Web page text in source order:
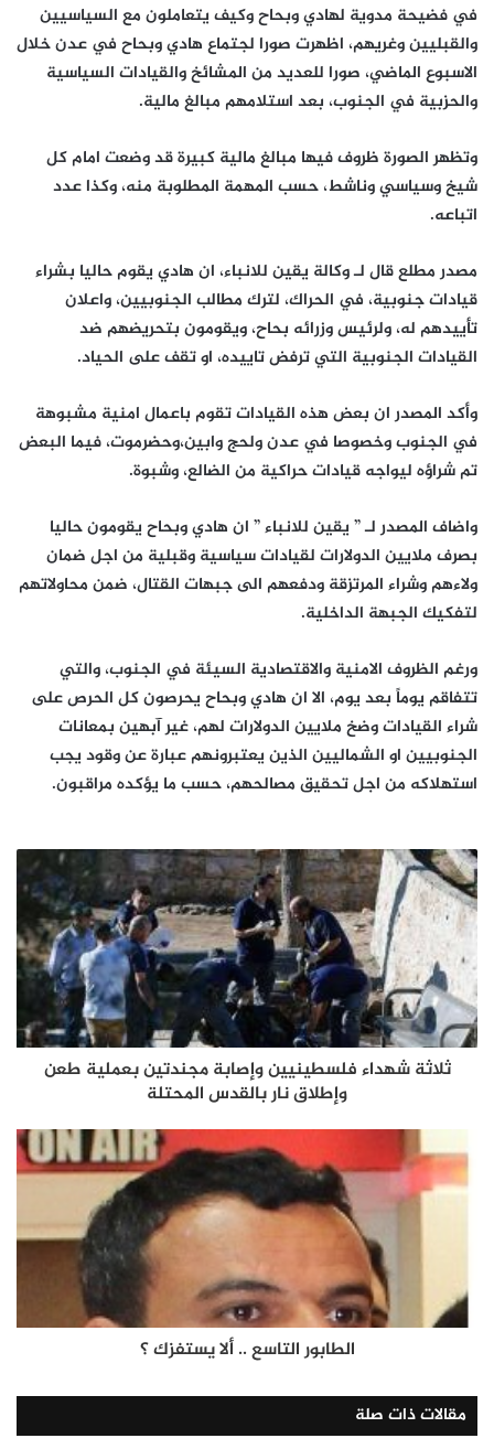
في فضيحة مدوية لهادي وبحاح وكيف يتعاملون مع السياسيين
والقبليين وغريهم، اظهرت صورا لجتماع هادي وبحاح في عدن خلال
الاسبوع الماضي، صورا للعديد من المشائخ والقيادات السياسية
والحزبية في الجنوب، بعد استلامهم مبالغ مالية.
وتظهر الصورة ظروف فيها مبالغ مالية كبيرة قد وضعت امام كل
شيخ وسياسي وناشط، حسب المهمة المطلوبة منه، وكذا عدد
اتباعه.
مصدر مطلع قال لـ وكالة يقين للانباء، ان هادي يقوم حاليا بشراء
قيادات جنوبية، في الحراك، لترك مطالب الجنوبيين، واعلان
تأييدهم له، ولرئيس وزرائه بحاح، ويقومون بتحريضهم ضد
القيادات الجنوبية التي ترفض تاييده، او تقف على الحياد.
وأكد المصدر ان بعض هذه القيادات تقوم باعمال امنية مشبوهة
في الجنوب وخصوصا في عدن ولحج وابين،وحضرموت، فيما البعض
تم شراؤه ليواجه قيادات حراكية من الضالع، وشبوة.
واضاف المصدر لـ ” يقين للانباء ” ان هادي وبحاح يقومون حاليا
بصرف ملايين الدولارات لقيادات سياسية وقبلية من اجل ضمان
ولاءهم وشراء المرتزقة ودفعهم الى جبهات القتال، ضمن محاولاتهم
لتفكيك الجبهة الداخلية.
ورغم الظروف الامنية والاقتصادية السيئة في الجنوب، والتي
تتفاقم يوماً بعد يوم، الا ان هادي وبحاح يحرصون كل الحرص على
شراء القيادات وضخ ملايين الدولارات لهم، غير آبهين بمعانات
الجنوبيين او الشماليين الذين يعتبرونهم عبارة عن وقود يجب
استهلاكه من اجل تحقيق مصالحهم، حسب ما يؤكده مراقبون.
ثلاثة شهداء فلسطينيين وإصابة مجندتين بعملية طعن
وإطلاق نار بالقدس المحتلة
الطابور التاسع .. ألا يستفزك ؟
مقالات ذات صلة